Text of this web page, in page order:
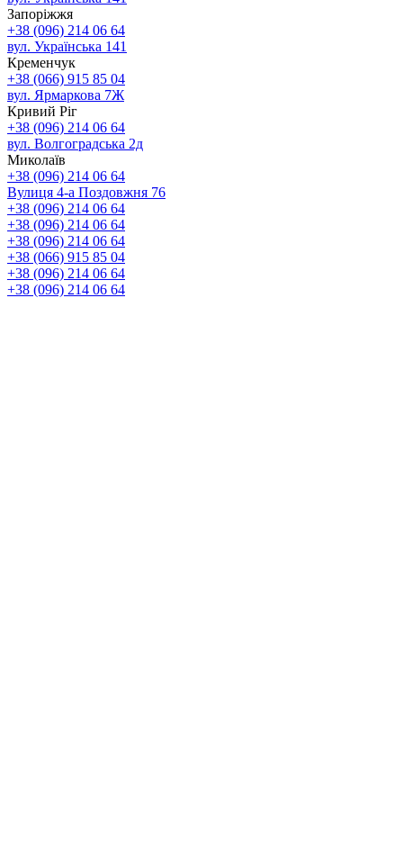
Запоріжжя
+38 (096) 214 06 64
вул. Українська 141
Кременчук
+38 (066) 915 85 04
вул. Ярмаркова 7Ж
Кривий Ріг
+38 (096) 214 06 64
вул. Волгоградська 2д
Миколаїв
+38 (096) 214 06 64
Вулиця 4-а Поздовжня 76
+38 (096) 214 06 64
+38 (096) 214 06 64
+38 (096) 214 06 64
+38 (066) 915 85 04
+38 (096) 214 06 64
+38 (096) 214 06 64